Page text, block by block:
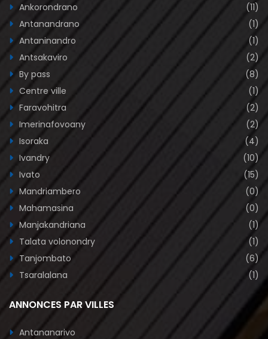
Ankorondrano
(11)
Antanandrano
(1)
Antaninandro
(1)
Antsakaviro
(2)
By pass
(8)
Centre ville
(1)
Faravohitra
(2)
Imerinafovoany
(2)
Isoraka
(4)
Ivandry
(10)
Ivato
(15)
Mandriambero
(0)
Mahamasina
(0)
Manjakandriana
(1)
Talata volonondry
(1)
Tanjombato
(6)
Tsaralalana
(1)
ANNONCES PAR VILLES
Antananarivo